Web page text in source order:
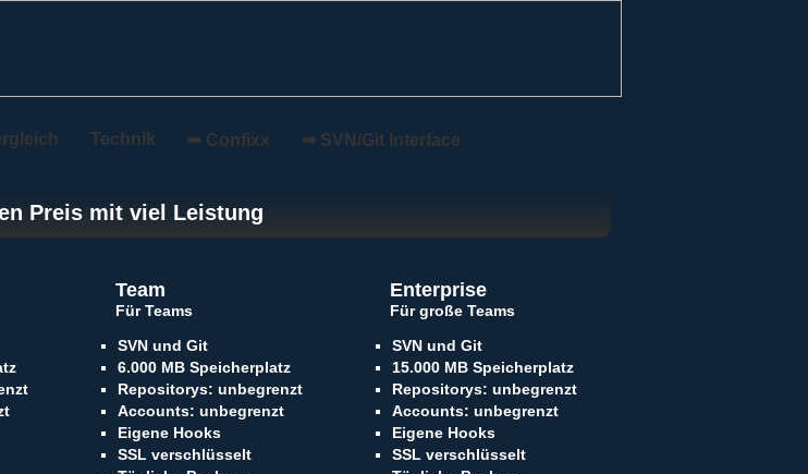
Technik ➥ Confixx ➥ SVN/Git Interface
Preis mit viel Leistung
Team
Für Teams
SVN und Git
6.000 MB Speicherplatz
Repositorys: unbegrenzt
Accounts: unbegrenzt
Eigene Hooks
SSL verschlüsselt
Enterprise
Für große Teams
SVN und Git
15.000 MB Speicherplatz
Repositorys: unbegrenzt
Accounts: unbegrenzt
Eigene Hooks
SSL verschlüsselt